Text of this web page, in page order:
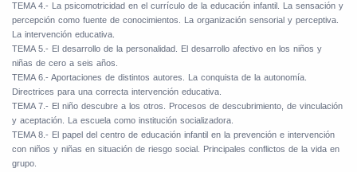
TEMA 4.- La psicomotricidad en el currículo de la educación infantil. La sensación y
percepción como fuente de conocimientos. La organización sensorial y perceptiva.
La intervención educativa.
TEMA 5.- El desarrollo de la personalidad. El desarrollo afectivo en los niños y
niñas de cero a seis años.
TEMA 6.- Aportaciones de distintos autores. La conquista de la autonomía.
Directrices para una correcta intervención educativa.
TEMA 7.- El niño descubre a los otros. Procesos de descubrimiento, de vinculación
y aceptación. La escuela como institución socializadora.
TEMA 8.- El papel del centro de educación infantil en la prevención e intervención
con niños y niñas en situación de riesgo social. Principales conflictos de la vida en
grupo.